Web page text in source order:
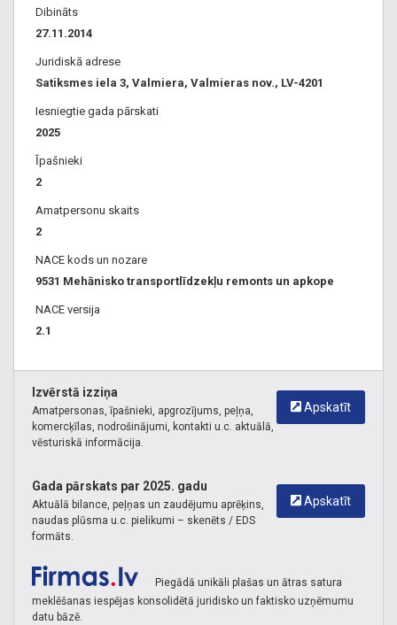
diennakts tehniskā palīdzība uz ceļa, Valmiera, Valmierā,
Valka, Valkā, Rūjiena, Rūjienā, Limbaži, Limbažos, Strenči,
remonts. Auto diagnostika, auto elektriķis Valmierā,
Virsbūves remonts, virsbūvju, auto metināšana. Riepu
serviss, riepu remonts, maiņa, ziemas riepas Valmierā.
Motoru remonts Valmierā, Ātrumkārbu remonts Valmierā.
Auto krāsošana Valmierā, Rem Sport, Autokrāni. autokrānu
pakalpojumi. Kravu pārvadājumi.
Dibināts
27.11.2014
Juridiskā adrese
Satiksmes iela 3, Valmiera, Valmieras nov., LV-4201
Iesniegtie gada pārskati
2025
Īpašnieki
2
Amatpersonu skaits
2
NACE kods un nozare
9531 Mehānisko transportlīdzekļu remonts un apkope
NACE versija
2.1
Apskatīt
Izvērstā izziņa
Amatpersonas, īpašnieki, apgrozījums, peļņa,
komercķīlas, nodrošinājumi, kontakti u.c. aktuālā,
vēsturiskā informācija.
Apskatīt
Gada pārskats par 2025. gadu
Aktuālā bilance, peļņas un zaudējumu aprēķins,
naudas plūsma u.c. pielikumi – skenēts / EDS
formāts.
Piegādā unikāli plašas un ātras satura
meklēšanas iespējas konsolidētā juridisko un faktisko uzņēmumu
datu bāzē.